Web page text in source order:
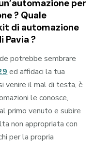
per
? Quale
di automazione
Pavia ?
potrebbe sembrare
ed affidaci la tua
venire il mal di testa, è
le conosce,
primo venuto e subire
non appropriata con
per la propria